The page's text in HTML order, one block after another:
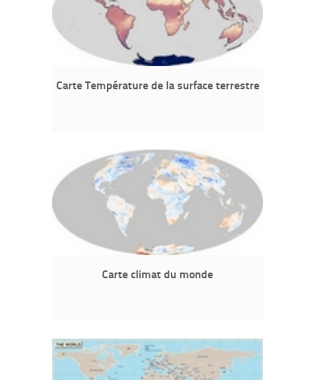
Carte Température de la surface terrestre
Carte climat du monde